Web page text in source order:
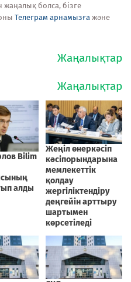
жаңалық болса, бізге
Телеграм арнамызға және